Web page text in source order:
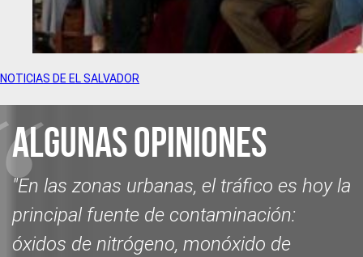
NOTICIAS DE EL SALVADOR
Algunas opiniones
"En las zonas urbanas, el tráfico es hoy la
principal fuente de contaminación:
óxidos de nitrógeno, monóxido de